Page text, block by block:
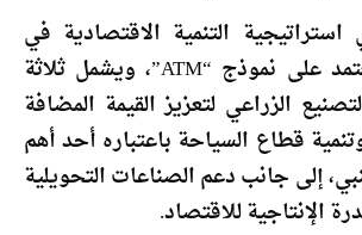
التنمية الاقتصادية في
أوغندا، والتي تعتمد على نموذج “ATM”، ويشمل ثلاثة
الزراعي لتعزيز القيمة المضافة
قطاع السياحة باعتباره أحد أهم
إلى جانب دعم الصناعات التحويلية
الإنتاجية للاقتصاد.